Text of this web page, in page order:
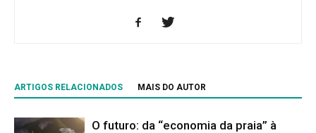
ARTIGOS RELACIONADOS MAIS DO AUTOR
O futuro: da “economia da praia” à